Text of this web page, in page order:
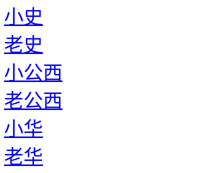
小史
老史
小公西
老公西
小华
老华